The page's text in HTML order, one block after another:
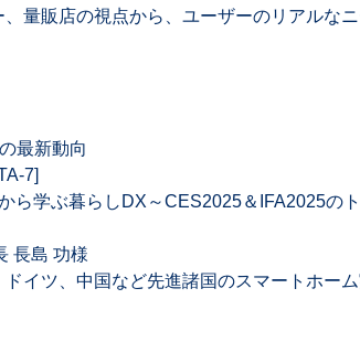
量販店の視点から、ユーザーのリアルな
最新動向
7]
ら学ぶ暮らしDX～CES2025＆IFA2025の
長島 功様
イツ、中国など先進諸国のスマートホー